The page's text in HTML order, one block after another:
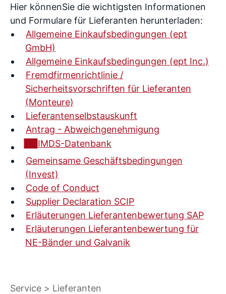
Hier könnenSie die wichtigsten Informationen
und Formulare für Lieferanten herunterladen:
Allgemeine Einkaufsbedingungen (ept
GmbH)
Allgemeine Einkaufsbedingungen (ept Inc.)
Fremdfirmenrichtlinie /
Sicherheitsvorschriften für Lieferanten
(Monteure)
Lieferantenselbstauskunft
Antrag - Abweichgenehmigung
IMDS-Datenbank
Gemeinsame Geschäftsbedingungen
(Invest)
Code of Conduct
Supplier Declaration SCIP
Erläuterungen Lieferantenbewertung SAP
Erläuterungen Lieferantenbewertung für
NE-Bänder und Galvanik
Service
Lieferanten